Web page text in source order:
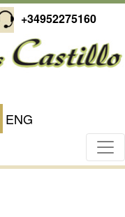
+34952275160
ENG